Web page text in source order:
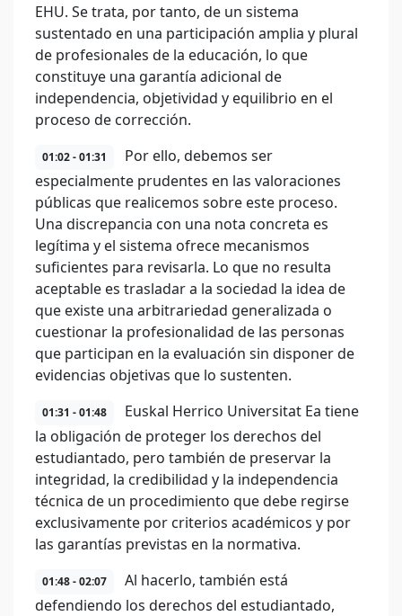
EHU. Se trata, por tanto, de un sistema
sustentado en una participación amplia y plural
de profesionales de la educación, lo que
constituye una garantía adicional de
independencia, objetividad y equilibrio en el
proceso de corrección.
01:02 - 01:31
Por ello, debemos ser
especialmente prudentes en las valoraciones
públicas que realicemos sobre este proceso.
Una discrepancia con una nota concreta es
legítima y el sistema ofrece mecanismos
suficientes para revisarla. Lo que no resulta
aceptable es trasladar a la sociedad la idea de
que existe una arbitrariedad generalizada o
cuestionar la profesionalidad de las personas
que participan en la evaluación sin disponer de
evidencias objetivas que lo sustenten.
01:31 - 01:48
Euskal Herrico Universitat Ea tiene
la obligación de proteger los derechos del
estudiantado, pero también de preservar la
integridad, la credibilidad y la independencia
técnica de un procedimiento que debe regirse
exclusivamente por criterios académicos y por
las garantías previstas en la normativa.
01:48 - 02:07
Al hacerlo, también está
defendiendo los derechos del estudiantado,